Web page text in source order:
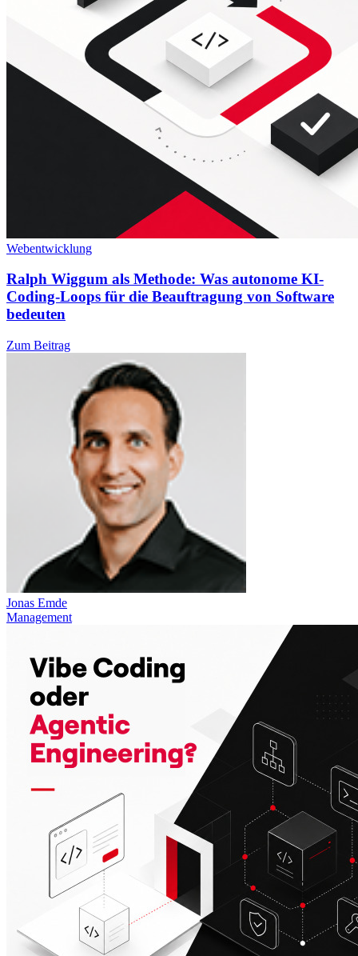
Webentwicklung
Ralph Wiggum als Methode: Was autonome KI-
Coding-Loops für die Beauftragung von Software
bedeuten
Zum Beitrag
Jonas Emde
Management